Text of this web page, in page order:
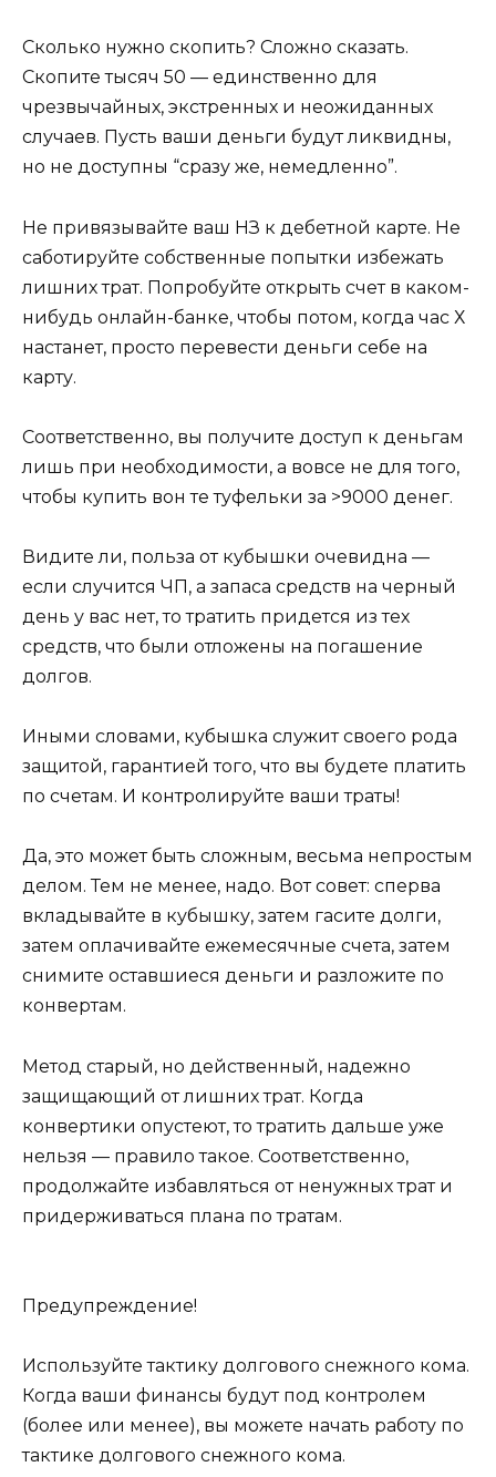
Сколько нужно скопить? Сложно сказать.
Скопите тысяч 50 — единственно для
чрезвычайных, экстренных и неожиданных
случаев. Пусть ваши деньги будут ликвидны,
но не доступны “сразу же, немедленно”.
Не привязывайте ваш НЗ к дебетной карте. Не
саботируйте собственные попытки избежать
лишних трат. Попробуйте открыть счет в каком-
нибудь онлайн-банке, чтобы потом, когда час Х
настанет, просто перевести деньги себе на
карту.
Соответственно, вы получите доступ к деньгам
лишь при необходимости, а вовсе не для того,
чтобы купить вон те туфельки за >9000 денег.
Видите ли, польза от кубышки очевидна —
если случится ЧП, а запаса средств на черный
день у вас нет, то тратить придется из тех
средств, что были отложены на погашение
долгов.
Иными словами, кубышка служит своего рода
защитой, гарантией того, что вы будете платить
по счетам. И контролируйте ваши траты!
Да, это может быть сложным, весьма непростым
делом. Тем не менее, надо. Вот совет: сперва
вкладывайте в кубышку, затем гасите долги,
затем оплачивайте ежемесячные счета, затем
снимите оставшиеся деньги и разложите по
конвертам.
Метод старый, но действенный, надежно
защищающий от лишних трат. Когда
конвертики опустеют, то тратить дальше уже
нельзя — правило такое. Соответственно,
продолжайте избавляться от ненужных трат и
придерживаться плана по тратам.
Предупреждение!
Используйте тактику долгового снежного кома.
Когда ваши финансы будут под контролем
(более или менее), вы можете начать работу по
тактике долгового снежного кома.